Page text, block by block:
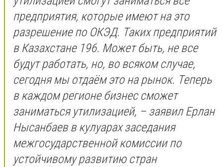
предприятия, которые имеют на это
разрешение по ОКЭД. Таких предприятий
в Казахстане 196. Может быть, не все
будут работать, но, во всяком случае,
сегодня мы отдаём это на рынок. Теперь
в каждом регионе бизнес сможет
заниматься утилизацией, – заявил Ерлан
Нысанбаев в кулуарах заседания
межгосударственной комиссии по
устойчивому развитию стран